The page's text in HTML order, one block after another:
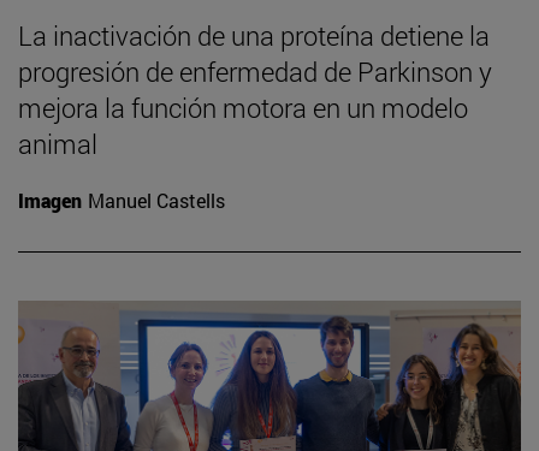
La inactivación de una proteína detiene la
progresión de enfermedad de Parkinson y
mejora la función motora en un modelo
animal
Imagen Manuel Castells